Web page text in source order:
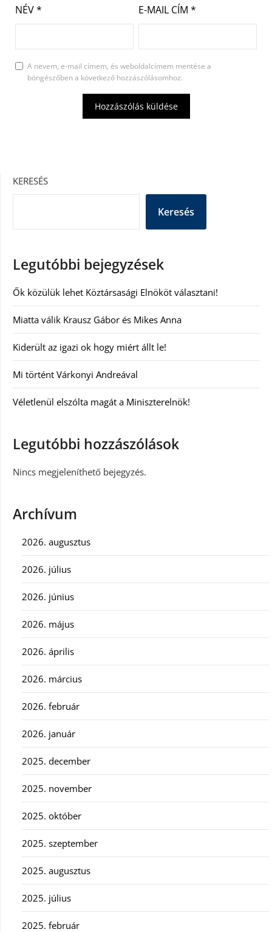
NÉV* E-MAIL CÍM *
A nevem, e-mail címem, és weboldalcímem mentése a
böngészőben a következő hozzászólásomhoz.
KERESÉS
Keresés
Legutóbbi bejegyzések
Ők közülük lehet Köztársasági Elnököt választani!
Miatta válik Krausz Gábor és Mikes Anna
Kiderült az igazi ok hogy miért állt le!
Mi történt Várkonyi Andreával
Véletlenül elszólta magát a Miniszterelnök!
Legutóbbi hozzászólások
Nincs megjeleníthető bejegyzés.
Archívum
2026. augusztus
2026. július
2026. június
2026. május
2026. április
2026. március
2026. február
2026. január
2025. december
2025. november
2025. október
2025. szeptember
2025. augusztus
2025. július
2025. február